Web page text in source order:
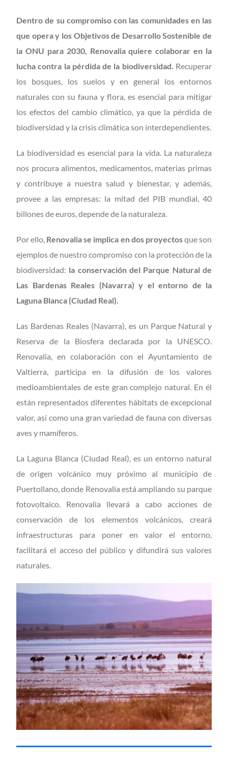
Dentro de su compromiso con las comunidades en las
que opera y los Objetivos de Desarrollo Sostenible de
la ONU para 2030, Renovalia quiere colaborar en la
lucha contra la pérdida de la biodiversidad. Recuperar
los bosques, los suelos y en general los entornos
naturales con su fauna y flora, es esencial para mitigar
los efectos del cambio climático, ya que la pérdida de
biodiversidad y la crisis climática son interdependientes.
La biodiversidad es esencial para la vida. La naturaleza
nos procura alimentos, medicamentos, materias primas
y contribuye a nuestra salud y bienestar, y además,
provee a las empresas: la mitad del PIB mundial, 40
billones de euros, depende de la naturaleza.
Por ello, Renovalia se implica en dos proyectosque son
ejemplos de nuestro compromiso con la protección de la
biodiversidad: la conservación del Parque Natural de
Las Bardenas Reales (Navarra) y el entorno de la
Laguna Blanca (Ciudad Real).
Las Bardenas Reales (Navarra), es un Parque Natural y
Reserva de la Biosfera declarada por la UNESCO.
Renovalia, en colaboración con el Ayuntamiento de
Valtierra, participa en la difusión de los valores
medioambientales de este gran complejo natural. En él
están representados diferentes hábitats de excepcional
valor, así como una gran variedad de fauna con diversas
aves y mamíferos.
La Laguna Blanca (Ciudad Real), es un entorno natural
de origen volcánico muy próximo al municipio de
Puertollano, donde Renovalia está ampliando su parque
fotovoltaico. Renovalia llevará a cabo acciones de
conservación de los elementos volcánicos, creará
infraestructuras para poner en valor el entorno,
facilitará el acceso del público y difundirá sus valores
naturales.